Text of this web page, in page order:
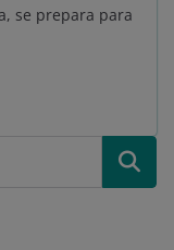
se prepara para